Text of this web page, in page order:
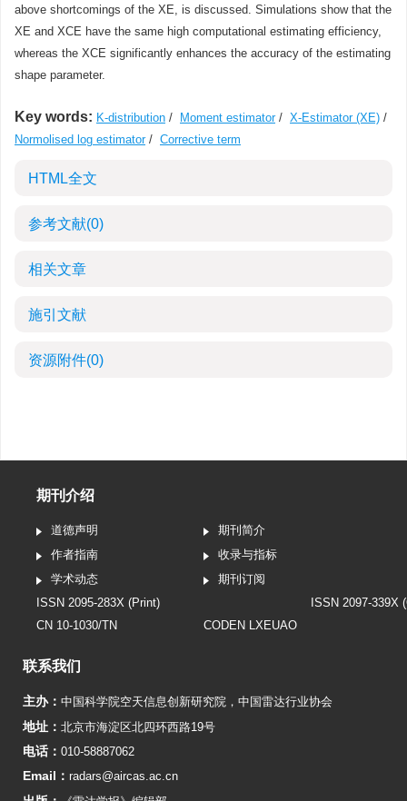
above shortcomings of the XE, is discussed. Simulations show that the
XE and XCE have the same high computational estimating efficiency,
whereas the XCE significantly enhances the accuracy of the estimating
shape parameter.
Key words: K-distribution / Moment estimator/ X-Estimator (XE) /
Normolised log estimator/ Corrective term
HTML全文
参考文献(0)
相关文章
施引文献
资源附件(0)
期刊介绍
道德声明
期刊简介
作者指南
收录与指标
学术动态
期刊订阅
ISSN 2095-283X (Print)
ISSN 2097-339X
CN 10-1030/TN
CODEN LXEUAO
联系我们
主办： 中国科学院空天信息创新研究院 ， 中国雷达行业协会
地址： 北京市海淀区北四环西路19号
电话： 010-58887062
Email： radars@aircas.ac.cn